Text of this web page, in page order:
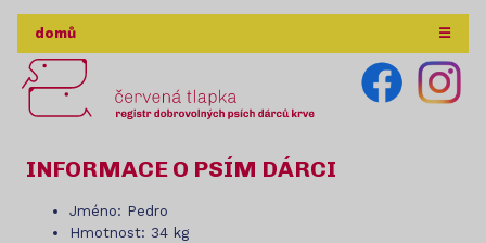
domů ☰
INFORMACE O PSÍM DÁRCI
Jméno: Pedro
Hmotnost: 34 kg